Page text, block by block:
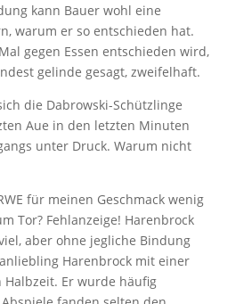
kann Bauer wohl eine
warum er so entschieden hat.
gegen Essen entschieden wird,
gelinde gesagt, zweifelhaft.
die Dabrowski-Schützlinge
Aue in den letzten Minuten
unter Druck. Warum nicht
für meinen Geschmack wenig
Tor? Fehlanzeige! Harenbrock
aber ohne jegliche Bindung
Harenbrock mit einer
Halbzeit. Er wurde häufig